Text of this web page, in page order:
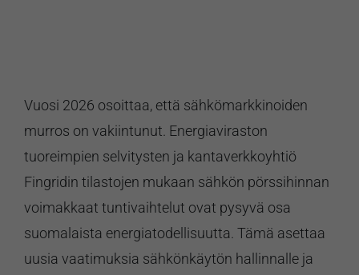
Vuosi 2026 osoittaa, että sähkömarkkinoiden
murros on vakiintunut. Energiaviraston
tuoreimpien selvitysten ja kantaverkkoyhtiö
Fingridin tilastojen mukaan sähkön pörssihinnan
voimakkaat tuntivaihtelut ovat pysyvä osa
suomalaista energiatodellisuutta. Tämä asettaa
uusia vaatimuksia sähkönkäytön hallinnalle ja